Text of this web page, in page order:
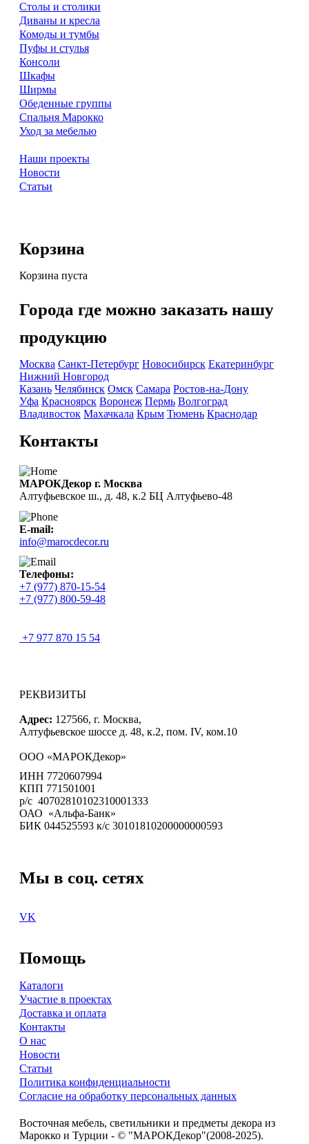
Столы и столики
Диваны и кресла
Комоды и тумбы
Пуфы и стулья
Консоли
Шкафы
Ширмы
Обеденные группы
Спальня Марокко
Уход за мебелью
Наши проекты
Новости
Статьи
Корзина
Корзина пуста
Города где можно заказать нашу
продукцию
Москва Санкт-Петербург Новосибирск Екатеринбург
Нижний Новгород
Казань Челябинск Омск Самара Ростов-на-Дону
Уфа Красноярск Воронеж Пермь Волгоград
Владивосток Махачкала Крым Тюмень Краснодар
Контакты
МАРОКДекор г. Москва
Алтуфьевское ш., д. 48, к.2 БЦ Алтуфьево-48
E-mail:
info@marocdecor.ru
Телефоны:
+7 (977) 870-15-54
+7 (977) 800-59-48
+7 977 870 15 54
РЕКВИЗИТЫ
Адрес: 127566, г. Москва,
Алтуфьевское шоссе д. 48, к.2, пом. IV, ком.10
ООО «МАРОКДекор»
ИНН 7720607994
КПП 771501001
р/с 40702810102310001333
ОАО «Альфа-Банк»
БИК 044525593 к/с 30101810200000000593
Мы в соц. сетях
VK
Помощь
Каталоги
Участие в проектах
Доставка и оплата
Контакты
О нас
Новости
Статьи
Политика конфиденциальности
Согласие на обработку персональных данных
Восточная мебель, светильники и предметы декора из
Марокко и Турции - © "МАРОКДекор"(2008-2025).